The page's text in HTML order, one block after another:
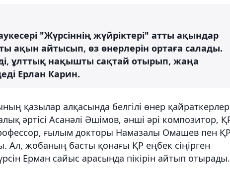
"Жүрсіннің жүйріктері" атты ақындар
ақын айтысып, өз өнерлерін ортаға салады.
ұлттық нақышты сақтай отырып, жаңа
Ерлан Карин.
қазылар алқасында белгілі өнер
әртісі Асанәлі Әшімов, әнші әрі композитор,
ғылым докторы Намазалы Омашев пен
Ал, жобаның басты қонағы ҚР еңбек сіңірген
Ерман сайыс арасында пікірін айтып отырады.